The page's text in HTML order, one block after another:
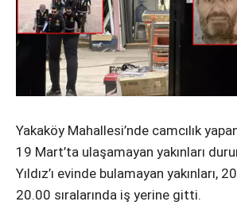
Yakaköy Mahallesi’nde camcılık
19 Mart’ta ulaşamayan yakınları
Yıldız’ı evinde bulamayan yakınları,
20.00 sıralarında iş yerine gitti.